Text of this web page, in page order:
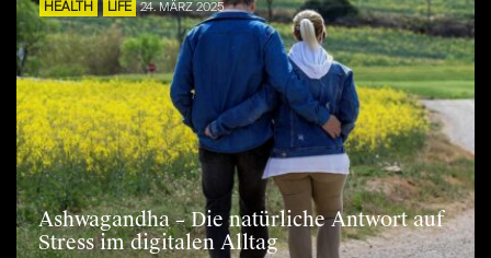
HEALTH LIFE 24. MÄRZ 2025
Ashwagandha – Die natürliche Antwort auf
Stress im digitalen Alltag